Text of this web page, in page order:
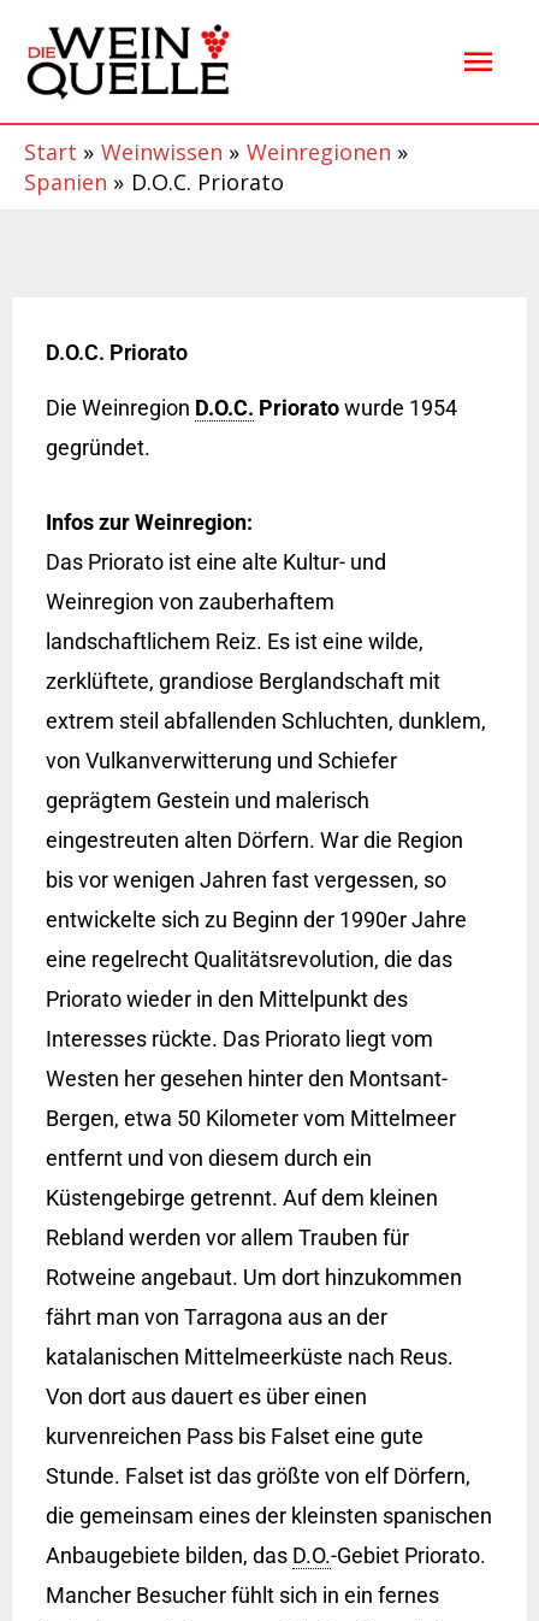
Inhalt
springen
Start Weinwissen
Weinregionen
Spanien
D.O.C. Priorato
D.O.C. Priorato
Die Weinregion D.O.C. Prioratowurde 1954
gegründet.
Infos zur Weinregion:
Das Priorato ist eine alte Kultur- und
Weinregion von zauberhaftem
landschaftlichem Reiz. Es ist eine wilde,
zerklüftete, grandiose Berglandschaft mit
extrem steil abfallenden Schluchten, dunklem,
von Vulkanverwitterung und Schiefer
geprägtem Gestein und malerisch
eingestreuten alten Dörfern. War die Region
bis vor wenigen Jahren fast vergessen, so
entwickelte sich zu Beginn der 1990er Jahre
eine regelrecht Qualitätsrevolution, die das
Priorato wieder in den Mittelpunkt des
Interesses rückte. Das Priorato liegt vom
Westen her gesehen hinter den Montsant-
Bergen, etwa 50 Kilometer vom Mittelmeer
entfernt und von diesem durch ein
Küstengebirge getrennt. Auf dem kleinen
Rebland werden vor allem Trauben für
Rotweine angebaut. Um dort hinzukommen
fährt man von Tarragona aus an der
katalanischen Mittelmeerküste nach Reus.
Von dort aus dauert es über einen
kurvenreichen Pass bis Falset eine gute
Stunde. Falset ist das größte von elf Dörfern,
die gemeinsam eines der kleinsten spanischen
Anbaugebiete bilden, das D.O.-Gebiet Priorato.
Mancher Besucher fühlt sich in ein fernes